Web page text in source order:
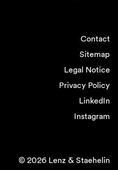
Contact
Sitemap
Legal Notice
Privacy Policy
LinkedIn
Instagram
© 2026 Lenz & Staehelin